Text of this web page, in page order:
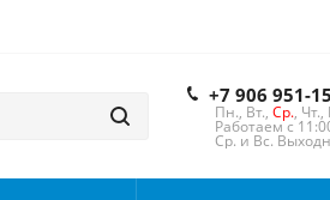
+7 906 951-
Пн., Вт., Ср., Чт.,
Работаем с
Ср. и Вс.